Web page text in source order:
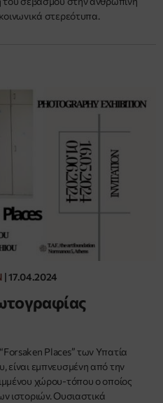
στερεότυπα.
|17.04.2024
Places” των Υπατία
είναι εμπνευσμένη από την
χώρου-τόπου ο οποίος
ιστοριών. Ουσιαστικά